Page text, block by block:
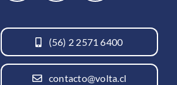
(56) 2 2571 6400
contacto@volta.cl